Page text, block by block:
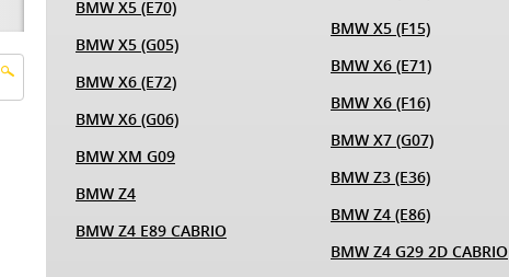
BMW X5 (E70)
BMW X5 (F15)
BMW X5 (G05)
BMW X6 (E71)
BMW X6 (E72)
BMW X6 (F16)
BMW X6 (G06)
BMW X7 (G07)
BMW XM G09
BMW Z3 (E36)
BMW Z4
BMW Z4 (E86)
BMW Z4 E89 CABRIO
BMW Z4 G29 2D CABRIO